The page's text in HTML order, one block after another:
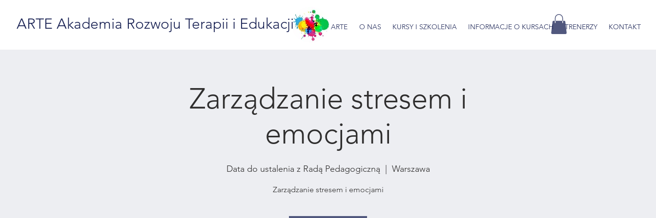
ARTE Akademia Rozwoju Terapii i Edukacji ARTE O NAS KURSY I SZKOLENIA INFORMACJE O KURSACH TRENERZY KONTAKT
Zarządzanie stresem i
emocjami
Data do ustalenia z Radą Pedagogiczną
  |
Warszawa
Zarządzanie stresem i emocjami